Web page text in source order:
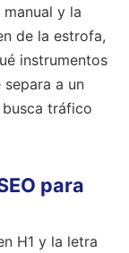
y la
de la estrofa,
instrumentos
a un
tráfico
para
H1 y la letra